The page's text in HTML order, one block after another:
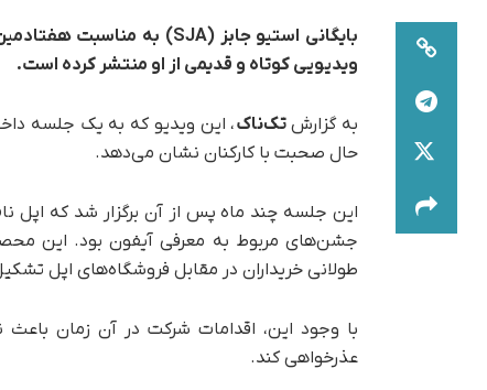
ویدیویی کوتاه و قدیمی از او منتشر کرده است.
به گزارشتک‌ناک
حال صحبت با کارکنان نشان می‌دهد.
این جلسه چند ماه پس از آن برگزار شد که اپل
جشن‌های مربوط به معرفی آیفون بود. این
طولانی خریداران در مقابل فروشگاه‌های اپل
با وجود این، اقدامات شرکت در آن زمان
عذرخواهی کند.